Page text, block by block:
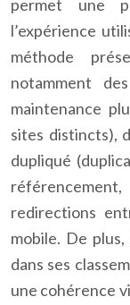
permet une
l’expérience
méthode
notamment
maintenance
sites distincts),
dupliqué
redirections
mobile. De
dans ses
une cohérence